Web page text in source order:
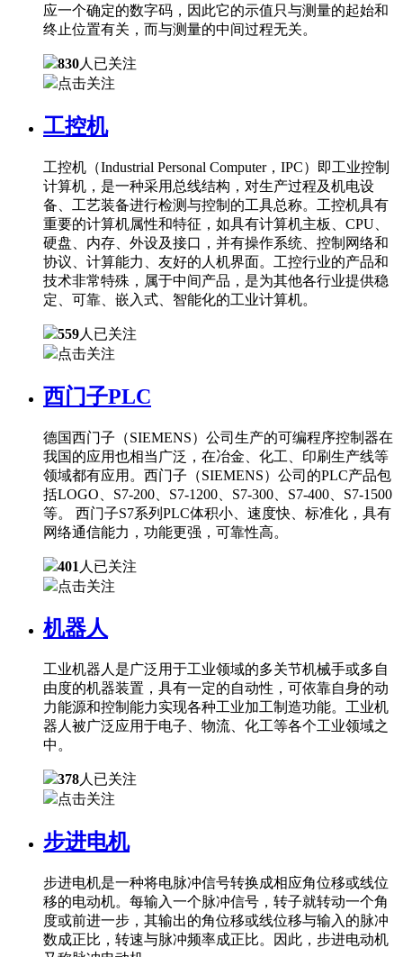
应一个确定的数字码，因此它的示值只与测量的起始和
终止位置有关，而与测量的中间过程无关。
830人已关注
点击关注
工控机
工控机（Industrial Personal Computer，IPC）即工业控制
计算机，是一种采用总线结构，对生产过程及机电设
备、工艺装备进行检测与控制的工具总称。工控机具有
重要的计算机属性和特征，如具有计算机主板、CPU、
硬盘、内存、外设及接口，并有操作系统、控制网络和
协议、计算能力、友好的人机界面。工控行业的产品和
技术非常特殊，属于中间产品，是为其他各行业提供稳
定、可靠、嵌入式、智能化的工业计算机。
559人已关注
点击关注
西门子PLC
德国西门子（SIEMENS）公司生产的可编程序控制器在
我国的应用也相当广泛，在冶金、化工、印刷生产线等
领域都有应用。西门子（SIEMENS）公司的PLC产品包
括LOGO、S7-200、S7-1200、S7-300、S7-400、S7-1500
等。 西门子S7系列PLC体积小、速度快、标准化，具有
网络通信能力，功能更强，可靠性高。
401 人已关注
点击关注
机器人
工业机器人是广泛用于工业领域的多关节机械手或多自
由度的机器装置，具有一定的自动性，可依靠自身的动
力能源和控制能力实现各种工业加工制造功能。工业机
器人被广泛应用于电子、物流、化工等各个工业领域之
中。
378人已关注
点击关注
步进电机
步进电机是一种将电脉冲信号转换成相应角位移或线位
移的电动机。每输入一个脉冲信号，转子就转动一个角
度或前进一步，其输出的角位移或线位移与输入的脉冲
数成正比，转速与脉冲频率成正比。因此，步进电动机